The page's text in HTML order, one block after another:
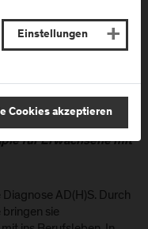
(©AK Salzburg/wildbild)
–
für Erwachsene mit
AD(H)S. Durch
sie
Einstellungen
Cookies akzeptieren